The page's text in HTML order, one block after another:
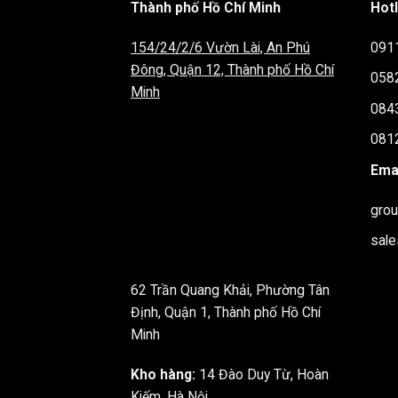
Bàn họp văn phòng cao cấp MAH05 với
chắn, phù hợp cho các cuộc họp với nhiều
nghiệp.
Kích thước: D320 x R130 x C75cm
Tải trọng chịu lực: Trung bình 50-80 Kg
Chất liệu: Gỗ MFC phủ Melamine, chân
Bảo hành: Thời gian bảo hành 12 tháng
Chứng từ bảo hành : Hóa đơn mua hàng
Không tiếp xúc với ánh sáng mặt trời
Tránh để nước hoặc các chất lỏng khác
Không đặt các chậu cây có lỗ thoát
Không đặt các vật nặng hoặc sách vở
Thành phố Hồ Chí Minh
154/24/2/6 Vườn Lài, An Phú
Đông, Quận 12, Thành phố Hồ Chí
Minh
62 Trần Quang Khải, Phường Tân
Định, Quận 1, Thành phố Hồ Chí
Minh
Kho hàng: 14 Đào Duy Từ, Hoàn